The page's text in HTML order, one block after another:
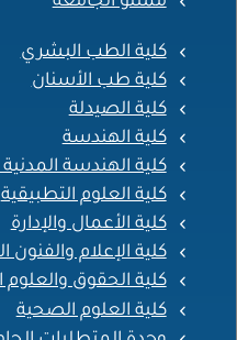
كلية الطب البشري
كلية طب الأسنان
كلية الصيدلة
كلية الهندسة
كلية الهندسة
كلية العلوم التطبيقية
كلية الأعمال والإدارة
كلية الإعلام والفنون
كلية الحقوق والعلوم
كلية العلوم الصحية